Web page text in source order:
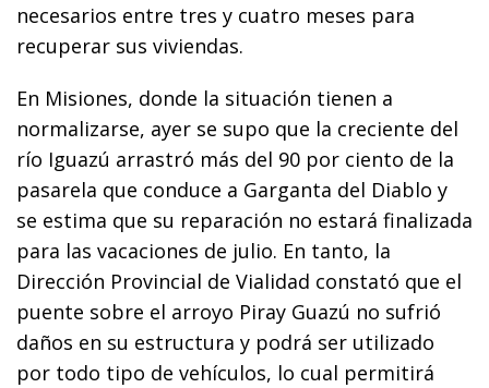
necesarios entre tres y cuatro meses para
recuperar sus viviendas.
En Misiones, donde la situación tienen a
normalizarse, ayer se supo que la creciente del
río Iguazú arrastró más del 90 por ciento de la
pasarela que conduce a Garganta del Diablo y
se estima que su reparación no estará finalizada
para las vacaciones de julio. En tanto, la
Dirección Provincial de Vialidad constató que el
puente sobre el arroyo Piray Guazú no sufrió
daños en su estructura y podrá ser utilizado
por todo tipo de vehículos, lo cual permitirá